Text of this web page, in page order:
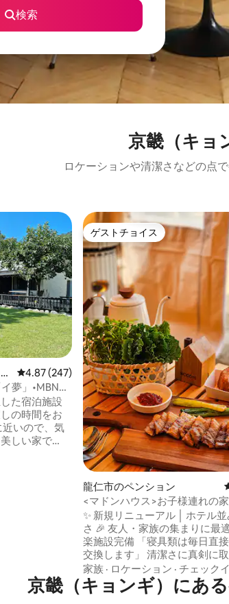
検索
京畿（キョ
ロケーションや清潔さなどの点
レビュー247件、5つ星中4.87つ星の平均評価
4.87 (247)
夢」•MBN番
」撮影* 庭が
た宿泊施設
の時間をお
しい家で
めに、さま
人数を超え
ォンの追加料
ゲストチョイス
ゲストチョイス
龍仁市のペンション
<マドンハウス>お子様連れの
友人やカップルでの旅行／感
宿泊施設／広い庭／バーベキ
専用駐車スペース
✨ 新規リニューアル │ ホテル
さ 🎉 友人・家族の集まりに最適 │ 屋内娯
楽施設完備 「寝具類は毎日直接洗濯して
交換します」 清潔さに真剣に
目のスーパーホストが直接管理
イベートな宿泊施設です。 ✔
庭 ✔ 高品質の電気グリルバー
家族 · ロケーション · チェック
京畿（キョンギ）にあ